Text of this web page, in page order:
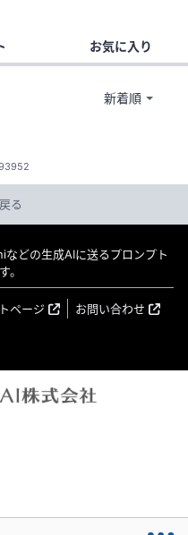
お気に入り
る
どの生成AIに送るプロンプト
。
ページ
お問い合わせ